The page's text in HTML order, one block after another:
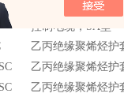
乙丙绝缘交联聚
控制电缆，SA型
乙丙绝缘聚烯烃护
乙丙绝缘聚烯烃护
乙丙绝缘聚烯烃护